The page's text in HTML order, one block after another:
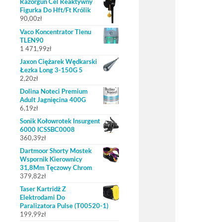
Figurka Do Hft/Ft Królik
90,00zł
Vaco Koncentrator Tlenu
TLEN90
1 471,99zł
Jaxon Ciężarek Wędkarski
Łezka Long 3-150G 5
2,20zł
Dolina Noteci Premium
Adult Jagnięcina 400G
6,19zł
Sonik Kołowrotek Insurgent
6000 ICSSBC0008
360,39zł
Dartmoor Shorty Mostek
Wspornik Kierownicy
31,8Mm Tęczowy Chrom
379,82zł
Taser Kartridż Z
Elektrodami Do
Paralizatora Pulse (T00520-1)
199,99zł